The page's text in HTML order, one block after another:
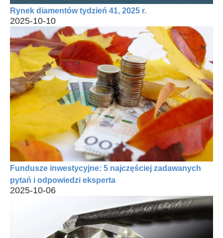
Rynek diamentów tydzień 41, 2025 r.
2025-10-10
Fundusze inwestycyjne: 5 najczęściej zadawanych
pytań i odpowiedzi eksperta
2025-10-06